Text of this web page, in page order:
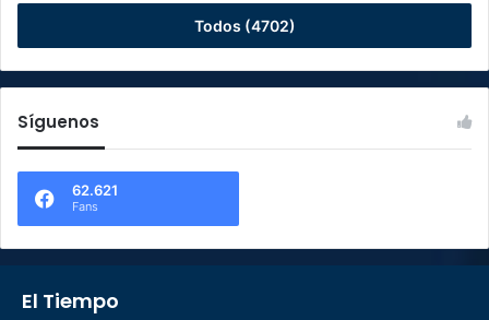
Todos (4702)
Síguenos
62.621
Fans
El Tiempo